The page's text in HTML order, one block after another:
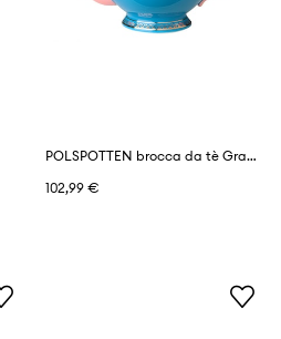
POLSPOTTEN brocca da tè Grandpa 700 ml
102,99 €